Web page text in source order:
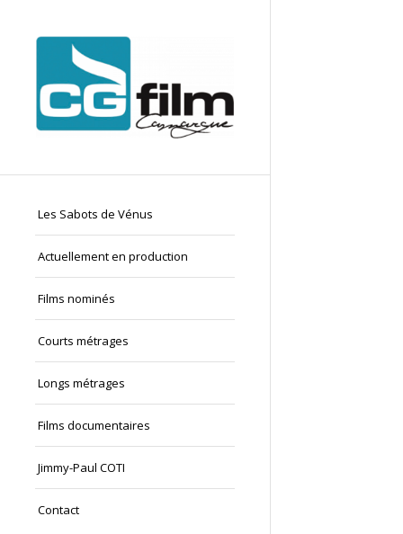
Les Sabots de Vénus
Actuellement en production
Films nominés
Courts métrages
Longs métrages
Films documentaires
Jimmy-Paul COTI
Contact